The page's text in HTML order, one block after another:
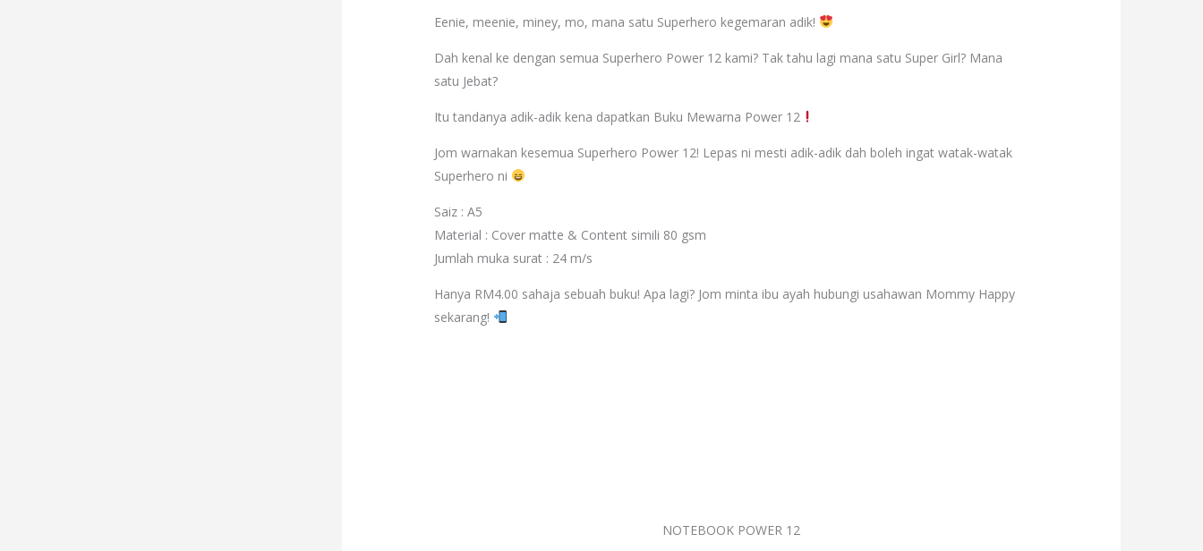
Eenie, meenie, miney, mo, mana satu Superhero kegemaran adik!
Dah kenal ke dengan semua Superhero Power 12 kami? Tak tahu lagi mana satu Super Girl? Mana
satu Jebat?
Itu tandanya adik-adik kena dapatkan Buku Mewarna Power 12
Jom warnakan kesemua Superhero Power 12! Lepas ni mesti adik-adik dah boleh ingat watak-watak
Superhero ni
Saiz : A5
Material : Cover matte & Content simili 80 gsm
Jumlah muka surat : 24 m/s
Hanya RM4.00 sahaja sebuah buku! Apa lagi? Jom minta ibu ayah hubungi usahawan Mommy Happy
sekarang!
NOTEBOOK POWER 12